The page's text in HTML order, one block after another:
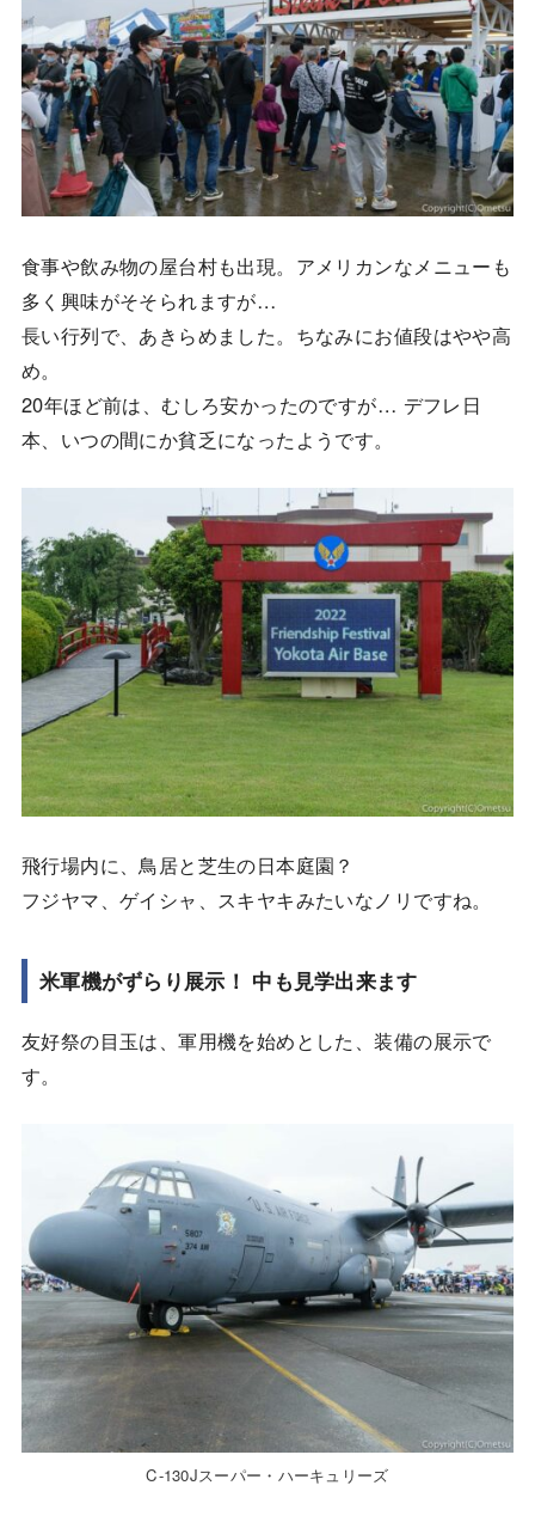
食事や飲み物の屋台村も出現。アメリカンなメニューも
多く興味がそそられますが…
長い行列で、あきらめました。ちなみにお値段はやや高
め。
20年ほど前は、むしろ安かったのですが… デフレ日
本、いつの間にか貧乏になったようです。
飛行場内に、鳥居と芝生の日本庭園？
フジヤマ、ゲイシャ、スキヤキみたいなノリですね。
米軍機がずらり展示！ 中も見学出来ます
友好祭の目玉は、軍用機を始めとした、装備の展示で
す。
C-130Jスーパー・ハーキュリーズ